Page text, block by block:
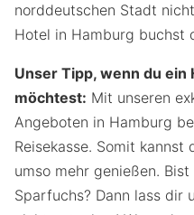
norddeutschen Stadt
Hotel in Hamburg buchst
Unser Tipp, wenn du
möchtest: Mit unseren
Angeboten in Hamburg
Reisekasse. Somit
umso mehr genießen.
Sparfuchs? Dann lass dir